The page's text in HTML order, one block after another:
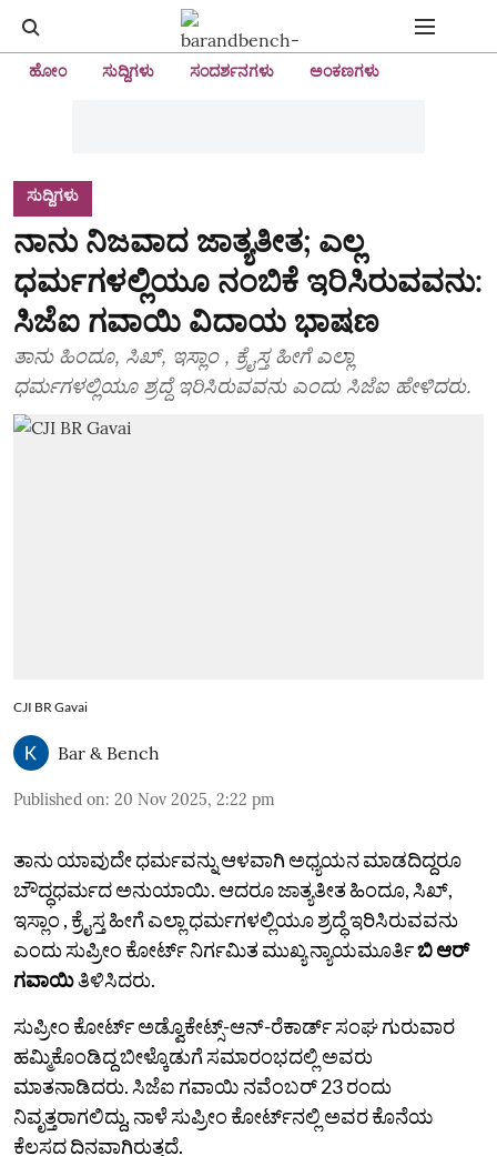
ಹೋಂ ಸುದ್ದಿಗಳು ಸಂದರ್ಶನಗಳು ಅಂಕಣಗಳು
ಸುದ್ದಿಗಳು
ನಾನು ನಿಜವಾದ ಜಾತ್ಯತೀತ; ಎಲ್ಲ
ಧರ್ಮಗಳಲ್ಲಿಯೂ ನಂಬಿಕೆ ಇರಿಸಿರುವವನು:
ಸಿಜೆಐ ಗವಾಯಿ ವಿದಾಯ ಭಾಷಣ
ತಾನು ಹಿಂದೂ, ಸಿಖ್, ಇಸ್ಲಾಂ , ಕ್ರೈಸ್ತ ಹೀಗೆ ಎಲ್ಲಾ
ಧರ್ಮಗಳಲ್ಲಿಯೂ ಶ್ರದ್ಧೆ ಇರಿಸಿರುವವನು ಎಂದು ಸಿಜೆಐ ಹೇಳಿದರು.
CJI BR Gavai
Bar & Bench
Published on: 20 Nov 2025, 2:22 pm
ತಾನು ಯಾವುದೇ ಧರ್ಮವನ್ನು ಆಳವಾಗಿ ಅಧ್ಯಯನ ಮಾಡದಿದ್ದರೂ
ಬೌದ್ಧಧರ್ಮದ ಅನುಯಾಯಿ. ಆದರೂ ಜಾತ್ಯತೀತ ಹಿಂದೂ, ಸಿಖ್,
ಇಸ್ಲಾಂ , ಕ್ರೈಸ್ತ ಹೀಗೆ ಎಲ್ಲಾ ಧರ್ಮಗಳಲ್ಲಿಯೂ ಶ್ರದ್ಧೆ ಇರಿಸಿರುವವನು
ಎಂದು ಸುಪ್ರೀಂ ಕೋರ್ಟ್‌ ನಿರ್ಗಮಿತ ಮುಖ್ಯ ನ್ಯಾಯಮೂರ್ತಿಬಿ ಆರ್‌
ಗವಾಯಿತಿಳಿಸಿದರು.
ಸುಪ್ರೀಂ ಕೋರ್ಟ್ ಅಡ್ವೊಕೇಟ್ಸ್-ಆನ್-ರೆಕಾರ್ಡ್ ಸಂಘ ಗುರುವಾರ
ಹಮ್ಮಿಕೊಂಡಿದ್ದ ಬೀಳ್ಕೊಡುಗೆ ಸಮಾರಂಭದಲ್ಲಿ ಅವರು
ಮಾತನಾಡಿದರು. ಸಿಜೆಐ ಗವಾಯಿ ನವೆಂಬರ್ 23 ರಂದು
ನಿವೃತ್ತರಾಗಲಿದ್ದು, ನಾಳೆ ಸುಪ್ರೀಂ ಕೋರ್ಟ್‌ನಲ್ಲಿ ಅವರ ಕೊನೆಯ
ಕೆಲಸದ ದಿನವಾಗಿರುತ್ತದೆ.